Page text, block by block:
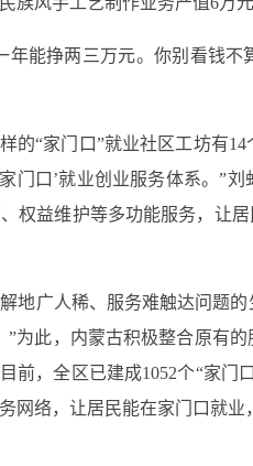
年能挣两三万元。你别看钱
的“家门口”就业社区工坊有
门口’就业创业服务体系。”
权益维护等多功能服务，让
地广人稀、服务难触达问题
为此，内蒙古积极整合原有
前，全区已建成1052个“家门
网络，让居民能在家门口就业